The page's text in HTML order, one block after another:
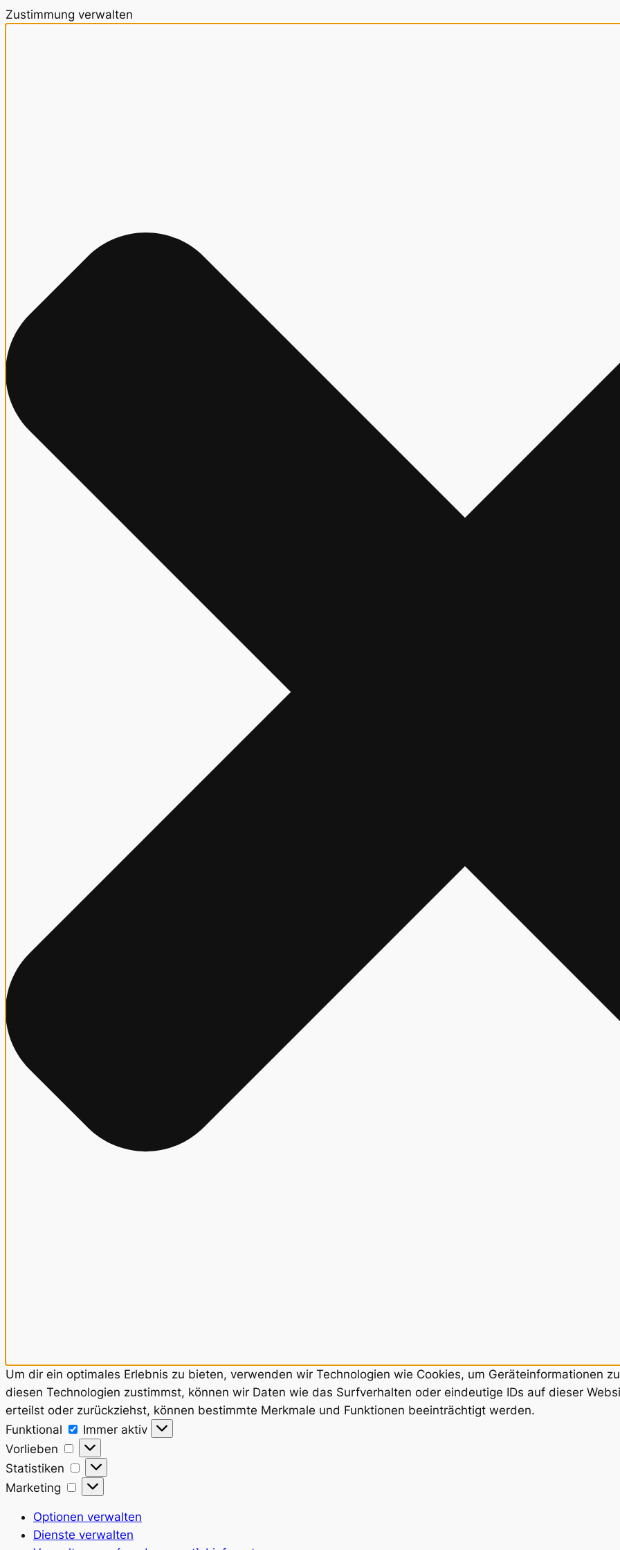
Zustimmung verwalten
Um dir ein optimales Erlebnis zu bieten, verwenden wir Technologien wie Cookies, um Geräteinformationen
diesen Technologien zustimmst, können wir Daten wie das Surfverhalten oder eindeutige IDs auf dieser
erteilst oder zurückziehst, können bestimmte Merkmale und Funktionen beeinträchtigt werden.
Funktional
Funktional
Immer aktiv
Vorlieben
Vorlieben
Statistiken
Statistiken
Marketing
Marketing
Optionen verwalten
Dienste verwalten